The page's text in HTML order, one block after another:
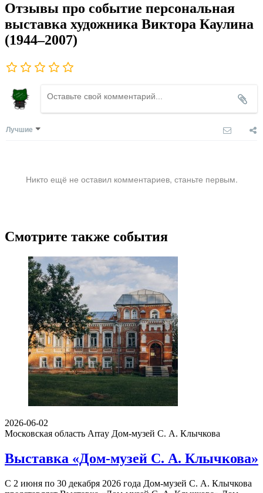
Отзывы про событие персональная
выставка художника Виктора Каулина
(1944–2007)
Лучшие
Никто ещё не оставил комментариев, станьте первым.
Смотрите также события
2026-06-02
Московская область Array Дом-музей С. А. Клычкова
Выставка «Дом-музей С. А. Клычкова»
С 2 июня по 30 декабря 2026 года Дом-музей С. А. Клычкова